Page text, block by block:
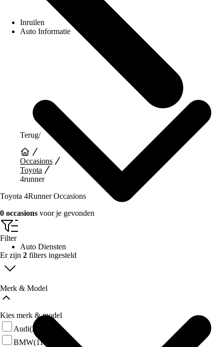
Inruilen
Auto Informatie
Auto Diensten
Terug/
Occasions
Toyota
4runner
Toyota 4Runner Occasions
0 occasions voor je gevonden
Filter
Er zijn 2 filters ingesteld
Merk & Model
Kies merk & model
Audi(29)
BMW(111)